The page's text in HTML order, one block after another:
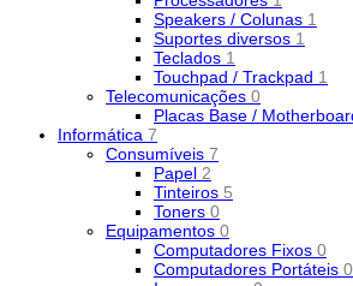
Speakers / Colunas 1
Suportes diversos 1
Teclados 1
Touchpad / Trackpad 1
Telecomunicações 0
Placas Base /
Informática 7
Consumíveis 7
Papel 2
Tinteiros 5
Toners 0
Equipamentos 0
Computadores Fixos 0
Computadores Portáteis 0